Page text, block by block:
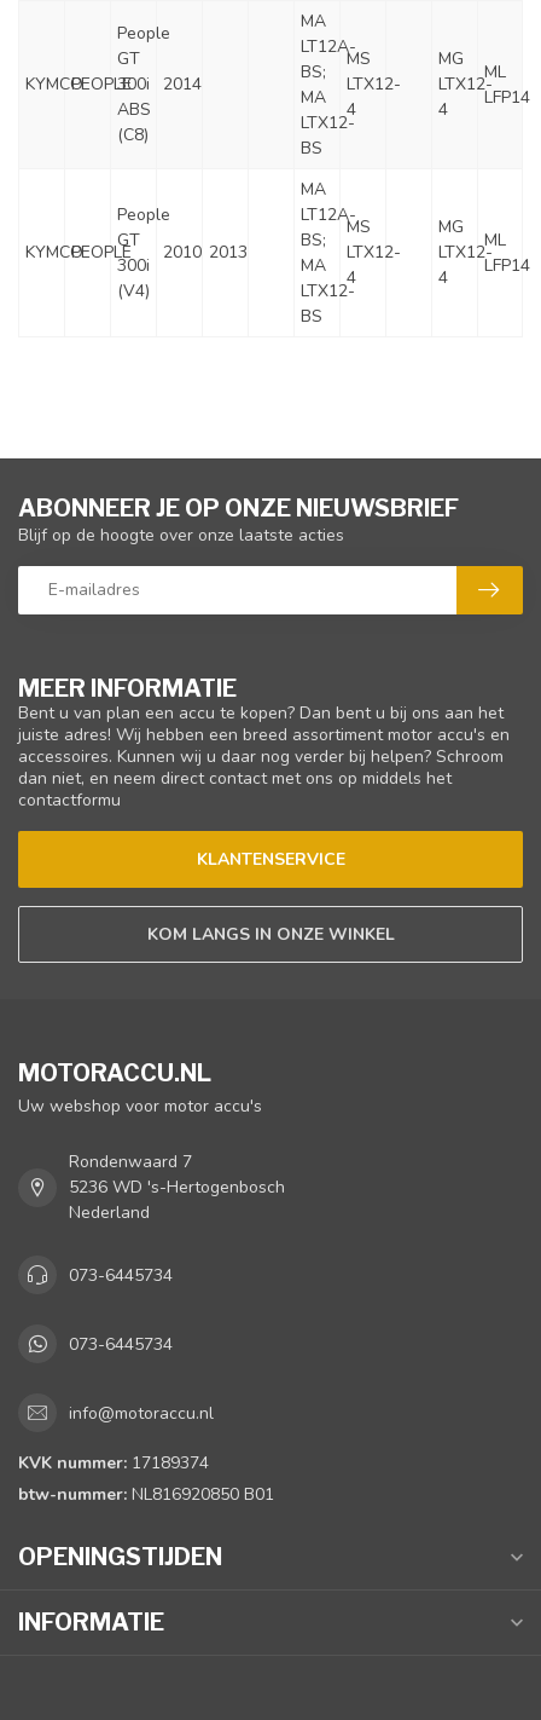
KYMCOPEOPLE
People
GT
300i
ABS
(C8)
2014
MA
LT12A-
BS;
MA
LTX12-
BS
MS
LTX12-
4
MG
LTX12-
4
ML
LFP14
KYMCOPEOPLE
People
GT
300i
(V4)
2010 2013
MA
LT12A-
BS;
MA
LTX12-
BS
MS
LTX12-
4
MG
LTX12-
4
ML
LFP14
MEER INFORMATIE
Bent u van plan een accu te kopen? Dan bent u bij ons aan het
juiste adres! Wij hebben een breed assortiment motor accu's en
accessoires. Kunnen wij u daar nog verder bij helpen? Schroom
dan niet, en neem direct contact met ons op middels het
contactformu
KLANTENSERVICE
KOM LANGS IN ONZE WINKEL
ABONNEER JE OP ONZE NIEUWSBRIEF
Blijf op de hoogte over onze laatste acties
MOTORACCU.NL
Uw webshop voor motor accu's
Rondenwaard 7
5236 WD 's-Hertogenbosch
Nederland
073-6445734
073-6445734
info@motoraccu.nl
KVK nummer: 17189374
btw-nummer: NL816920850 B01
OPENINGSTIJDEN
INFORMATIE